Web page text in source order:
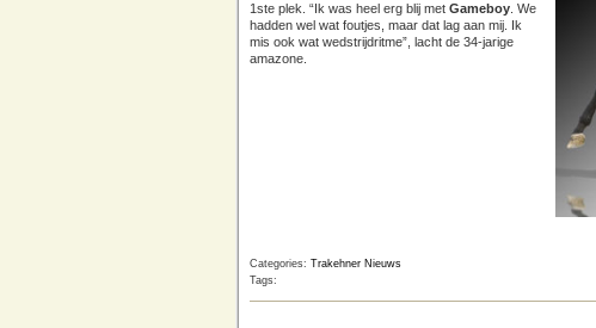
1ste plek. “Ik was heel erg blij met Gameboy . We
hadden wel wat foutjes, maar dat lag aan mij. Ik
mis ook wat wedstrijdritme”, lacht de 34-jarige
amazone.
Categories: Trakehner Nieuws
Tags: